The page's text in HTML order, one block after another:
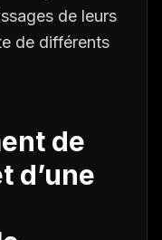
de leurs
de différents
de
d’une